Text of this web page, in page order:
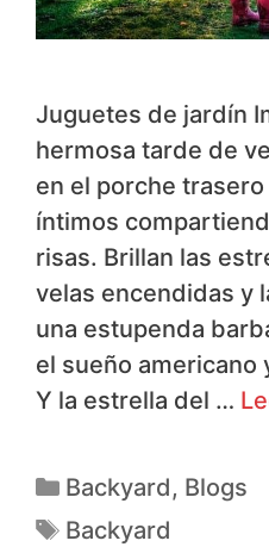
Juguetes de jardín
hermosa tarde de
en el porche
íntimos
risas. Brillan las
velas encendidas y
una estupenda
el sueño americano
Y la estrella del …
Backyard, Blogs
Backyard